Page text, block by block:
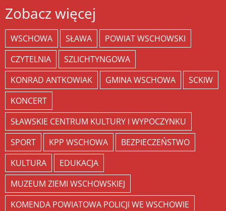
Zobacz więcej
WSCHOWA SŁAWA
POWIAT WSCHOWSKI
CZYTELNIA
SZLICHTYNGOWA
KONRAD ANTKOWIAK
GMINA WSCHOWA
SCKIW
KONCERT
SŁAWSKIE CENTRUM KULTURY I WYPOCZYNKU
SPORT
KPP WSCHOWA
BEZPIECZEŃSTWO
KULTURA
EDUKACJA
MUZEUM ZIEMI WSCHOWSKIEJ
KOMENDA POWIATOWA POLICJI WE WSCHOWIE